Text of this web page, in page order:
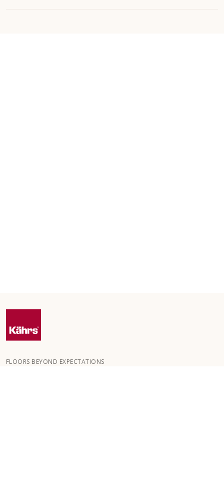
FLOORS BEYOND EXPECTATIONS